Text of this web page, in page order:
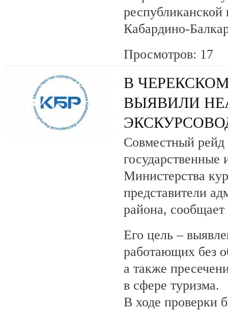
Кабардино-
Просмотров: 17
В
ВЫЯВИЛИ
Совместный рейд
государственные
Министерства
представители
района,
Его цель –
работающих без
а также
в сфере туризма.
В ходе проверки